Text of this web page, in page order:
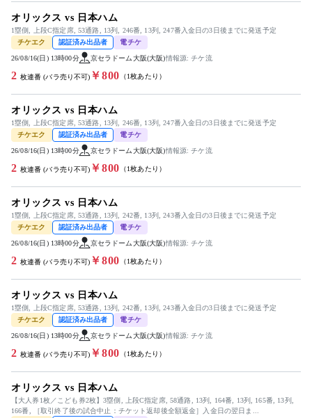
オリックス vs 日本ハム
1塁側, 上段C指定席, 53通路, 13列, 246番, 13列, 247番入金日の3日後までに発送予定
チケエク
認証済み出品者 電チケ
26/08/16(日) 13時00分 京セラドーム大阪(大阪)情報源: チケ流
2 枚連番 (バラ売り不可) ￥800 （1枚あたり）
オリックス vs 日本ハム
1塁側, 上段C指定席, 53通路, 13列, 246番, 13列, 247番入金日の3日後までに発送予定
チケエク
認証済み出品者 電チケ
26/08/16(日) 13時00分 京セラドーム大阪(大阪)情報源: チケ流
2 枚連番 (バラ売り不可) ￥800 （1枚あたり）
オリックス vs 日本ハム
1塁側, 上段C指定席, 53通路, 13列, 242番, 13列, 243番入金日の3日後までに発送予定
チケエク
認証済み出品者 電チケ
26/08/16(日) 13時00分 京セラドーム大阪(大阪)情報源: チケ流
2 枚連番 (バラ売り不可) ￥800 （1枚あたり）
オリックス vs 日本ハム
1塁側, 上段C指定席, 53通路, 13列, 242番, 13列, 243番入金日の3日後までに発送予定
チケエク
認証済み出品者 電チケ
26/08/16(日) 13時00分 京セラドーム大阪(大阪)情報源: チケ流
2 枚連番 (バラ売り不可) ￥800 （1枚あたり）
オリックス vs 日本ハム
【大人券1枚／こども券2枚】3塁側, 上段C指定席, 58通路, 13列, 164番, 13列, 165番, 13列,
166番, ［取引終了後の試合中止：チケット返却後全額返金］入金日の翌日ま...